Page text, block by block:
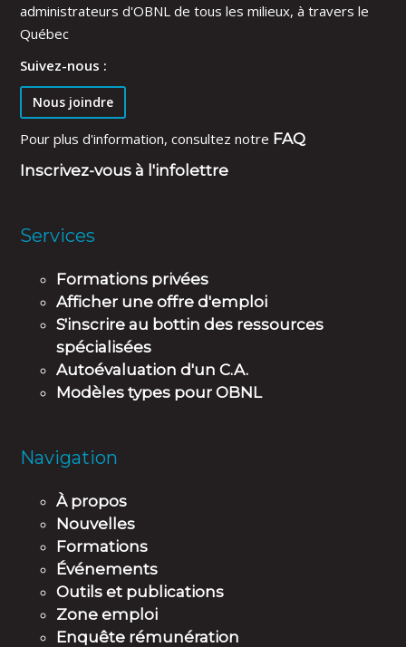
administrateurs d'OBNL de tous les milieux, à travers le
Québec
Suivez-nous :
Nous joindre
Pour plus d'information, consultez notre FAQ
Inscrivez-vous à l'infolettre
Services
Formations privées
Afficher une offre d'emploi
S'inscrire au bottin des ressources
spécialisées
Autoévaluation d'un C.A.
Modèles types pour OBNL
Navigation
À propos
Nouvelles
Formations
Événements
Outils et publications
Zone emploi
Enquête rémunération